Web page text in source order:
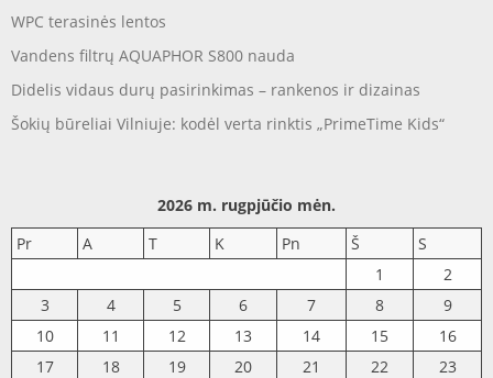
WPC terasinės lentos
Vandens filtrų AQUAPHOR S800 nauda
Didelis vidaus durų pasirinkimas – rankenos ir dizainas
Šokių būreliai Vilniuje: kodėl verta rinktis „PrimeTime Kids“
2026 m. rugpjūčio mėn.
Pr
A T K Pn Š
S
1
2
3
4 5 6 7 8
9
10
11 12 13 14 15
16
17
18 19 20 21 22
23